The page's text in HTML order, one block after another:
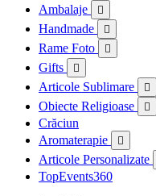
Ambalaje

Handmade 
Rame Foto 
Gifts 
Articole Sublimare 
Obiecte Religioase 
Crăciun
Aromaterapie

Articole Personalizate
TopEvents360